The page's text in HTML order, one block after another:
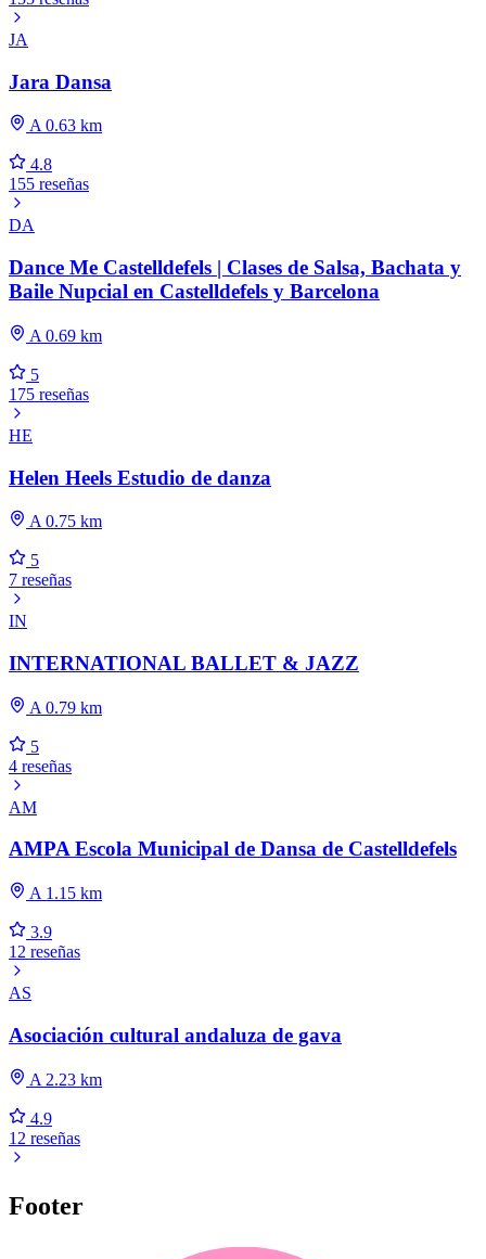
JA
Jara Dansa
A 0.63 km
4.8
155 reseñas
DA
Dance Me Castelldefels | Clases de Salsa, Bachata y
Baile Nupcial en Castelldefels y Barcelona
A 0.69 km
5
175 reseñas
HE
Helen Heels Estudio de danza
A 0.75 km
5
7 reseñas
IN
INTERNATIONAL BALLET & JAZZ
A 0.79 km
5
4 reseñas
AM
AMPA Escola Municipal de Dansa de Castelldefels
A 1.15 km
3.9
12 reseñas
AS
Asociación cultural andaluza de gava
A 2.23 km
4.9
12 reseñas
Footer